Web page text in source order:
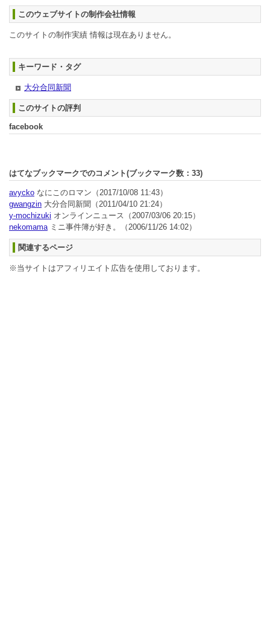
このウェブサイトの制作会社情報
このサイトの制作実績 情報は現在ありません。
キーワード・タグ
大分合同新聞
このサイトの評判
facebook
はてなブックマークでのコメント(ブックマーク数： 33)
avycko なにこのロマン （2017/10/08 11:43）
gwangzin 大分合同新聞 （2011/04/10 21:24）
y-mochizuki オンラインニュース （2007/03/06 20:15）
nekomamaミニ事件簿が好き。 （2006/11/26 14:02）
関連するページ
※当サイトはアフィリエイト広告を使用しております。